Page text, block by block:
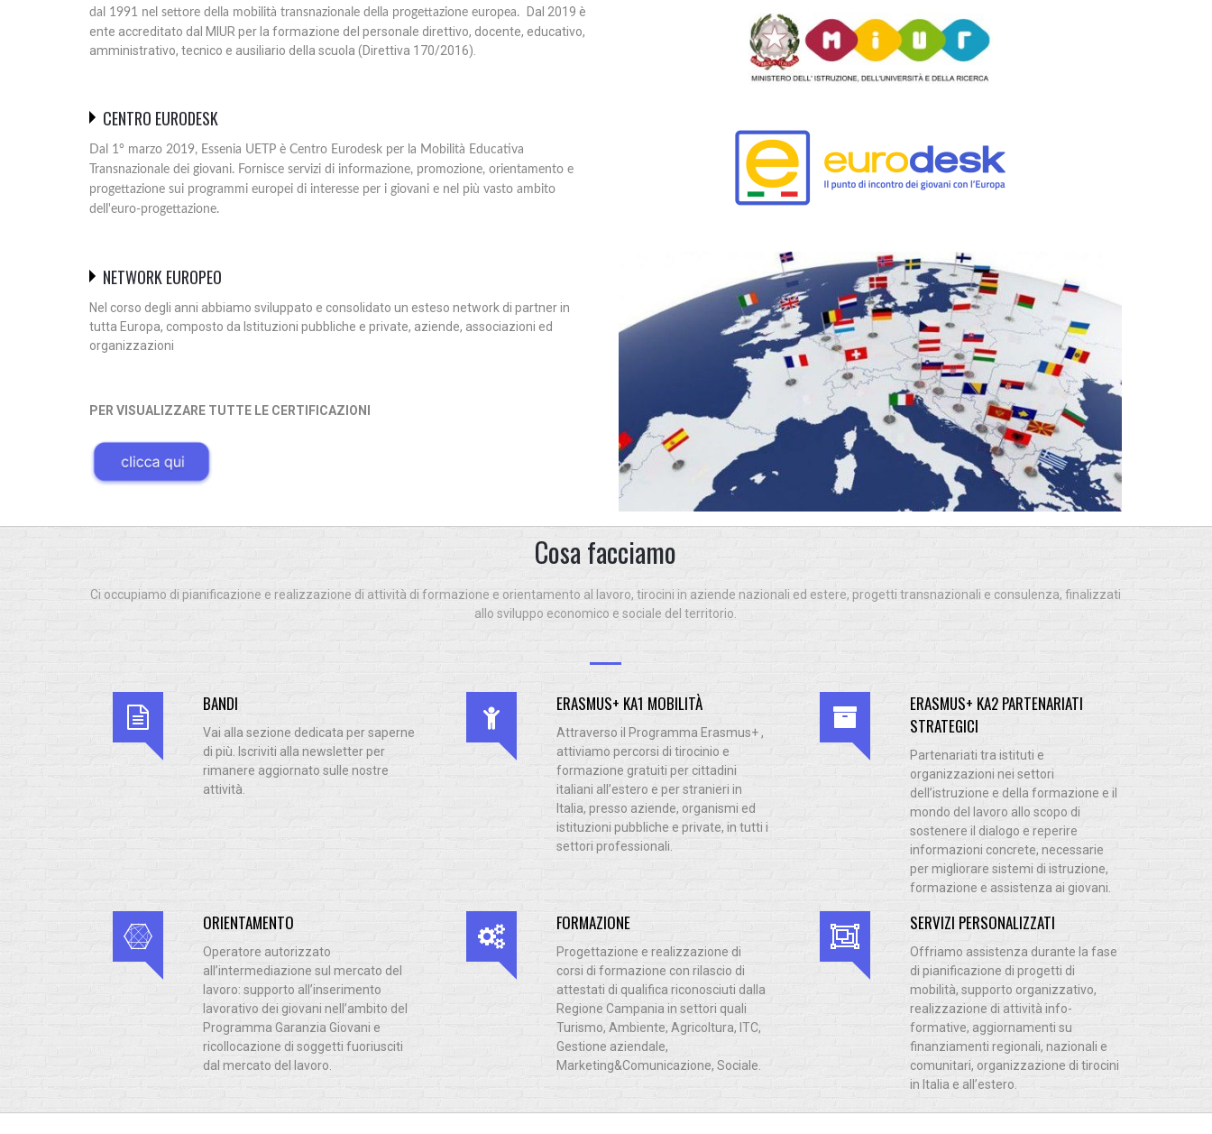
dal 1991 nel settore della mobilità transnazionale della progettazione europea.
Dal 2019 è
ente accreditato dal MIUR per la formazione del personale direttivo, docente, educativo,
amministrativo, tecnico e ausiliario della scuola (Direttiva 170/2016).
CENTRO EURODESK
Dal 1° marzo 2019, Essenia UETP è Centro Eurodesk per la Mobilità Educativa
Transnazionale dei giovani. Fornisce servizi di informazione, promozione, orientamento e
progettazione sui programmi europei di interesse per i giovani e nel più vasto ambito
dell'euro-progettazione.
NETWORK EUROPEO
Nel corso degli anni abbiamo sviluppato e consolidato un esteso network di partner in
tutta Europa, composto da Istituzioni pubbliche e private, aziende, associazioni ed
organizzazioni
PER VISUALIZZARE TUTTE LE CERTIFICAZIONI
Cosa facciamo
Ci occupiamo di pianificazione e realizzazione di attività di formazione e orientamento al lavoro, tirocini in aziende nazionali ed estere, progetti transnazionali e consulenza, finalizzati
allo sviluppo economico e sociale del territorio.
BANDI
Vai alla sezione dedicata per saperne
di più. Iscriviti alla newsletter per
rimanere aggiornato sulle nostre
attività.
ERASMUS+ KA1 MOBILITÀ
Attraverso il Programma Erasmus+ ,
attiviamo percorsi di tirocinio e
formazione gratuiti per cittadini
italiani all’estero e per stranieri in
Italia, presso aziende, organismi ed
istituzioni pubbliche e private, in tutti i
settori professionali.
ERASMUS+ KA2 PARTENARIATI
STRATEGICI
Partenariati tra istituti e
organizzazioni nei settori
dell’istruzione e della formazione e il
mondo del lavoro allo scopo di
sostenere il dialogo e reperire
informazioni concrete, necessarie
per migliorare sistemi di istruzione,
formazione e assistenza ai giovani.
ORIENTAMENTO
Operatore autorizzato
all’intermediazione sul mercato del
lavoro: supporto all’inserimento
lavorativo dei giovani nell’ambito del
Programma Garanzia Giovani e
ricollocazione di soggetti fuoriusciti
dal mercato del lavoro.
FORMAZIONE
Progettazione e realizzazione di
corsi di formazione con rilascio di
attestati di qualifica riconosciuti dalla
Regione Campania in settori quali
Turismo, Ambiente, Agricoltura, ITC,
Gestione aziendale,
Marketing&Comunicazione, Sociale.
SERVIZI PERSONALIZZATI
Offriamo assistenza durante la fase
di pianificazione di progetti di
mobilità, supporto organizzativo,
realizzazione di attività info-
formative, aggiornamenti su
finanziamenti regionali, nazionali e
comunitari, organizzazione di tirocini
in Italia e all’estero.